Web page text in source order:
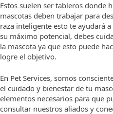
Estos suelen ser tableros donde
mascotas deben trabajar para
raza inteligente esto te ayudará
su máximo potencial, debes
la mascota ya que esto puede
logre el objetivo.
En Pet Services, somos
el cuidado y bienestar de tu
elementos necesarios para que
consultar nuestros aliados y